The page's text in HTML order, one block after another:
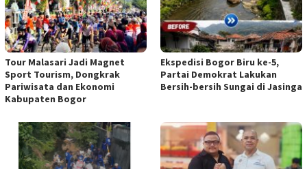
Tour Malasari Jadi Magnet
Sport Tourism, Dongkrak
Pariwisata dan Ekonomi
Kabupaten Bogor
Ekspedisi Bogor Biru ke-5,
Partai Demokrat Lakukan
Bersih-bersih Sungai di Jasinga